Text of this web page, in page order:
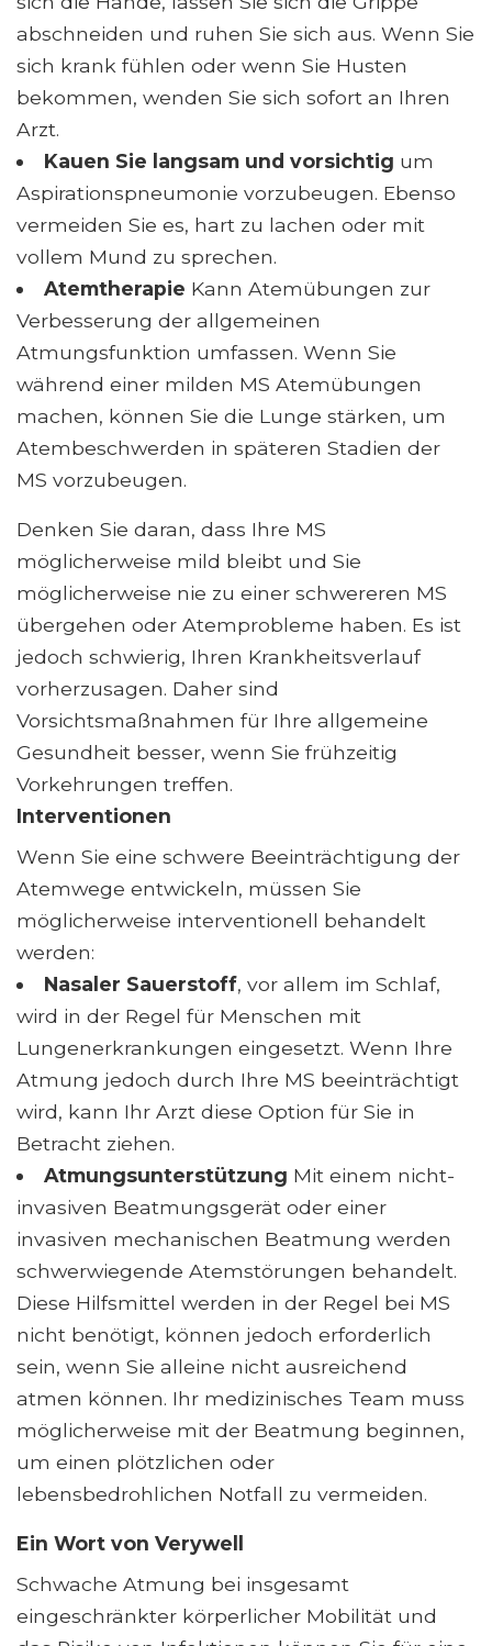
abschneiden und ruhen Sie sich aus. Wenn Sie
sich krank fühlen oder wenn Sie Husten
bekommen, wenden Sie sich sofort an Ihren
Arzt.
Kauen Sie langsam und vorsichtig um
Aspirationspneumonie vorzubeugen. Ebenso
vermeiden Sie es, hart zu lachen oder mit
vollem Mund zu sprechen.
Atemtherapie Kann Atemübungen zur
Verbesserung der allgemeinen
Atmungsfunktion umfassen. Wenn Sie
während einer milden MS Atemübungen
machen, können Sie die Lunge stärken, um
Atembeschwerden in späteren Stadien der
MS vorzubeugen.
Denken Sie daran, dass Ihre MS
möglicherweise mild bleibt und Sie
möglicherweise nie zu einer schwereren MS
übergehen oder Atemprobleme haben. Es ist
jedoch schwierig, Ihren Krankheitsverlauf
vorherzusagen. Daher sind
Vorsichtsmaßnahmen für Ihre allgemeine
Gesundheit besser, wenn Sie frühzeitig
Vorkehrungen treffen.
Interventionen
Wenn Sie eine schwere Beeinträchtigung der
Atemwege entwickeln, müssen Sie
möglicherweise interventionell behandelt
werden:
Nasaler Sauerstoff, vor allem im Schlaf,
wird in der Regel für Menschen mit
Lungenerkrankungen eingesetzt. Wenn Ihre
Atmung jedoch durch Ihre MS beeinträchtigt
wird, kann Ihr Arzt diese Option für Sie in
Betracht ziehen.
Atmungsunterstützung Mit einem nicht-
invasiven Beatmungsgerät oder einer
invasiven mechanischen Beatmung werden
schwerwiegende Atemstörungen behandelt.
Diese Hilfsmittel werden in der Regel bei MS
nicht benötigt, können jedoch erforderlich
sein, wenn Sie alleine nicht ausreichend
atmen können. Ihr medizinisches Team muss
möglicherweise mit der Beatmung beginnen,
um einen plötzlichen oder
lebensbedrohlichen Notfall zu vermeiden.
Ein Wort von Verywell
Schwache Atmung bei insgesamt
eingeschränkter körperlicher Mobilität und